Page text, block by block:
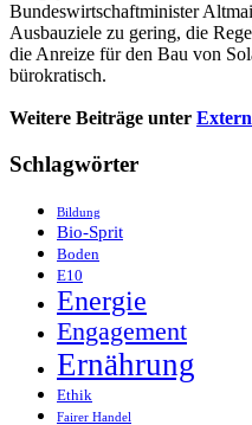
Bundeswirtschaftminister
Ausbauziele zu gering, die
die Anreize für den Bau von
bürokratisch.
Weitere Beiträge unter
Schlagwörter
Bildung
Bio-Sprit
Boden
E10
Energie
Engagement
Ernährung
Ethik
Fairer Handel